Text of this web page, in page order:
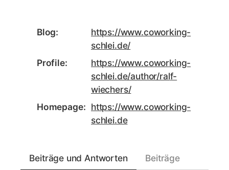
Blog https://www.coworking-
schlei.de/
Profile
https://www.coworking-
schlei.de/author/ralf-
wiechers/
Homepage
https://www.coworking-
schlei.de
Beiträge und Antworten Beiträge